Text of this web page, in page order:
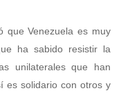
que Venezuela es muy
ha sabido resistir la
unilaterales que han
es solidario con otros y